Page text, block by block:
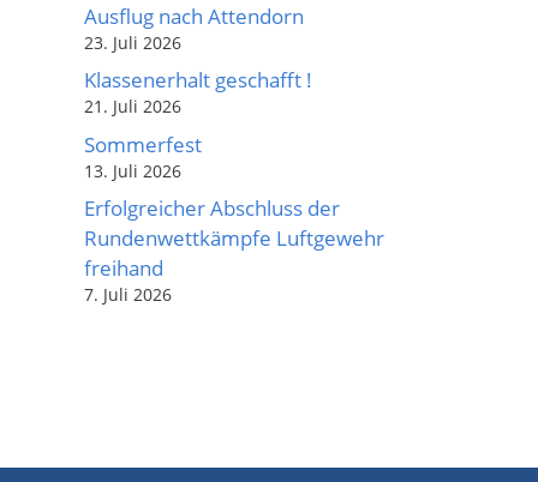
Ausflug nach Attendorn
23. Juli 2026
Klassenerhalt geschafft !
21. Juli 2026
Sommerfest
13. Juli 2026
Erfolgreicher Abschluss der
Rundenwettkämpfe Luftgewehr
freihand
7. Juli 2026